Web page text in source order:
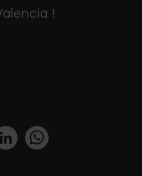
!
visit_valencia/
user/
vimeo.com/
company/turismo-valencia/
https://api.whatsapp.com/send/